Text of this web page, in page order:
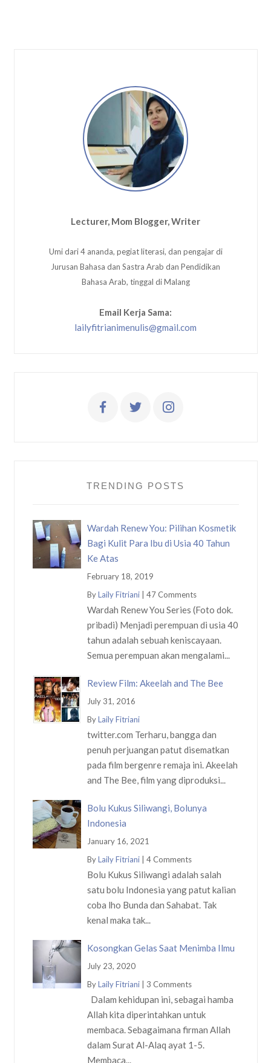
Lecturer, Mom Blogger, Writer
Umi dari 4 ananda, pegiat literasi, dan pengajar di
Jurusan Bahasa dan Sastra Arab dan Pendidikan
Bahasa Arab, tinggal di Malang
Email Kerja Sama:
lailyfitrianimenulis@gmail.com
TRENDING POSTS
Wardah Renew You: Pilihan Kosmetik
Bagi Kulit Para Ibu di Usia 40 Tahun
Ke Atas
February 18, 2019
ByLaily Fitriani| 47 Comments
Wardah Renew You Series (Foto dok.
pribadi) Menjadi perempuan di usia 40
tahun adalah sebuah keniscayaan.
Semua perempuan akan mengalami...
Review Film: Akeelah and The Bee
July 31, 2016
ByLaily Fitriani
twitter.com Terharu, bangga dan
penuh perjuangan patut disematkan
pada film bergenre remaja ini. Akeelah
and The Bee, film yang diproduksi...
Bolu Kukus Siliwangi, Bolunya
Indonesia
January 16, 2021
ByLaily Fitriani| 4 Comments
Bolu Kukus Siliwangi adalah salah
satu bolu Indonesia yang patut kalian
coba lho Bunda dan Sahabat. Tak
kenal maka tak...
Kosongkan Gelas Saat Menimba Ilmu
July 23, 2020
ByLaily Fitriani| 3 Comments
Dalam kehidupan ini, sebagai hamba
Allah kita diperintahkan untuk
membaca. Sebagaimana firman Allah
dalam Surat Al-Alaq ayat 1-5.
Membaca...